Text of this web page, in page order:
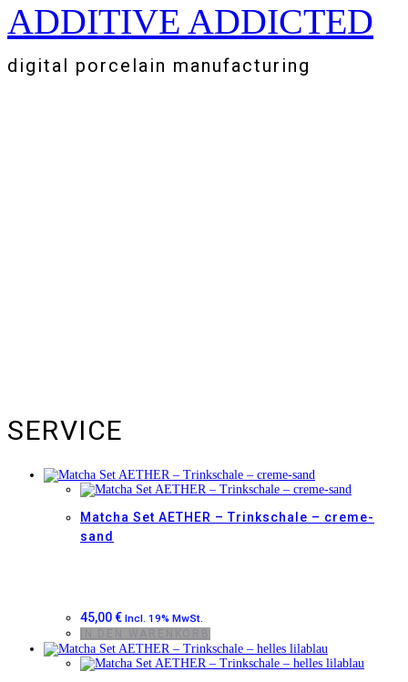
Zum
Inhalt
springen
ADDITIVE ADDICTED
digital porcelain manufacturing
SERVICE
Matcha Set AETHER – Trinkschale – creme-
sand
45,00€ Incl. 19% MwSt.